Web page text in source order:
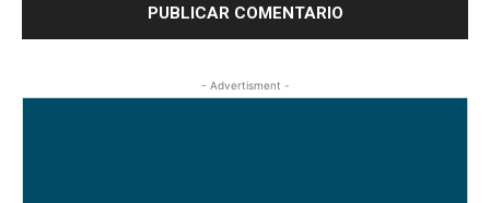
- Advertisment -